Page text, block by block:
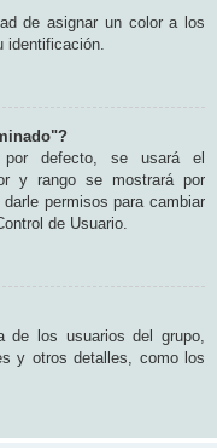
de asignar un color a los
identificación.
defecto, se usará el
y rango se mostrará por
permisos para cambiar
de Usuario.
de los usuarios del grupo,
y otros detalles, como los